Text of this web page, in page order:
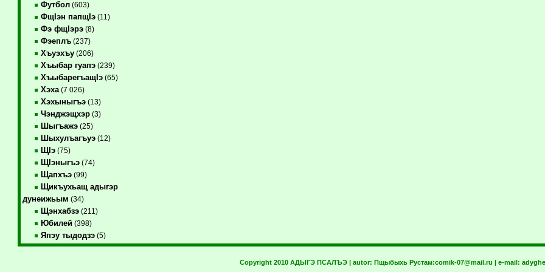
Футбол(603)
ФщIэн папщIэ(11)
Фэ фщIэрэ(8)
Фэеплъ(237)
Хъуэхъу(206)
Хъыбар гуапэ(239)
ХъыбарегъащIэ(65)
Хэха(7 026)
Хэхыныгъэ(13)
Чэнджэщхэр(3)
Шыгъажэ(25)
Шыхулъагъуэ(12)
ЩIэ(75)
ЩIэныгъэ(74)
Щапхъэ(99)
Щикъухьащ адыгэр
дунеижьым (34)
Щэнхабзэ(211)
Юбилей(398)
Япэу тыдодзэ(5)
Copyright 2010 АДЫГЭ ПСАЛЪЭ | autor: Пщыбыхь Рустам:comik-07@mail.ru | e-mail: